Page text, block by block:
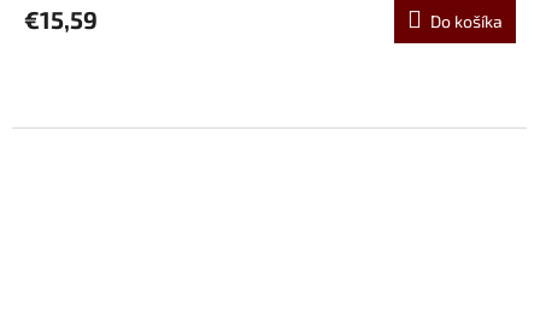
€15,59 Do košíka